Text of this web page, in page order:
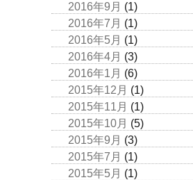
2016年9月 (1)
2016年7月 (1)
2016年5月 (1)
2016年4月 (3)
2016年1月 (6)
2015年12月 (1)
2015年11月 (1)
2015年10月 (5)
2015年9月 (3)
2015年7月 (1)
2015年5月 (1)